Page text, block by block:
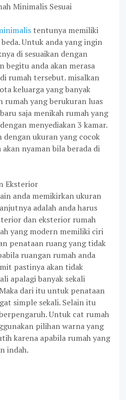
Minimalis Sesuai
tentunya memiliki
Untuk anda yang ingin
di sesuaikan dengan
begitu anda akan merasa
rumah tersebut. misalkan
keluarga yang banyak
rumah yang berukuran luas
saja menikah rumah yang
menyediakan 3 kamar.
ukuran yang cocok
nyaman bila berada di
Eksterior
anda memikirkan ukuran
adalah anda harus
dan eksterior rumah
yang modern memiliki ciri
penataan ruang yang tidak
ruangan rumah anda
pastinya akan tidak
apalagi banyak sekali
dari itu untuk penataan
simple sekali. Selain itu
Untuk cat rumah
pilihan warna yang
karena apabila rumah yang
indah.